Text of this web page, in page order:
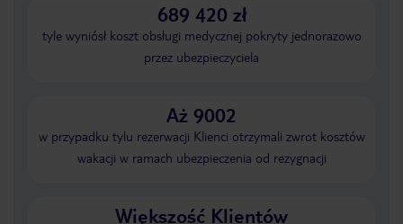
689 420 zł
tyle wyniósł koszt obsługi medycznej pokryty jednorazowo
przez ubezpieczyciela
Aż 9002
w przypadku tylu rezerwacji Klienci otrzymali zwrot kosztów
wakacji w ramach ubezpieczenia od rezygnacji
Większość Klientów